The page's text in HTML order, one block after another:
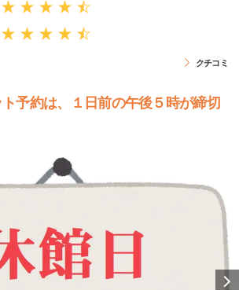
クチコミ
予約は、１日前の午後５時が締切